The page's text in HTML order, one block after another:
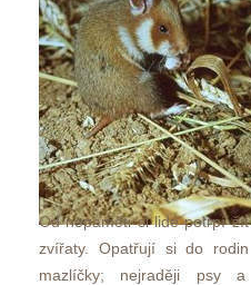
Od nepaměti si lidé potrpí
zvířaty. Opatřují si do
mazlíčky; nejraději psy